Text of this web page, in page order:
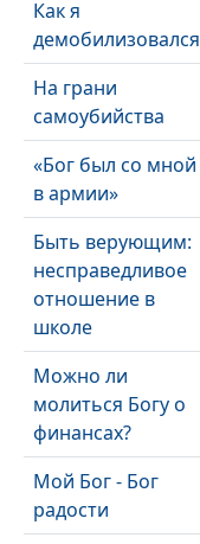
Как я
демобилизовался
На грани
самоубийства
«Бог был со мной
в армии»
Быть верующим:
несправедливое
отношение в
школе
Можно ли
молиться Богу о
финансах?
Мой Бог - Бог
радости